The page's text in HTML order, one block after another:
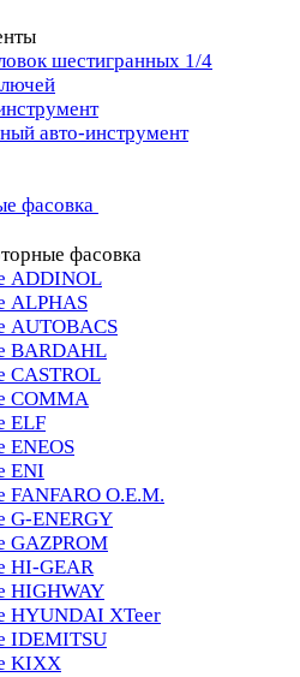
шестигранных 1/4
авто-инструмент
фасовка
фасовка
ADDINOL
ALPHAS
AUTOBACS
BARDAHL
CASTROL
COMMA
ELF
ENEOS
ENI
FANFARO O.E.M.
G-ENERGY
GAZPROM
HI-GEAR
HIGHWAY
HYUNDAI XTeer
IDEMITSU
KIXX